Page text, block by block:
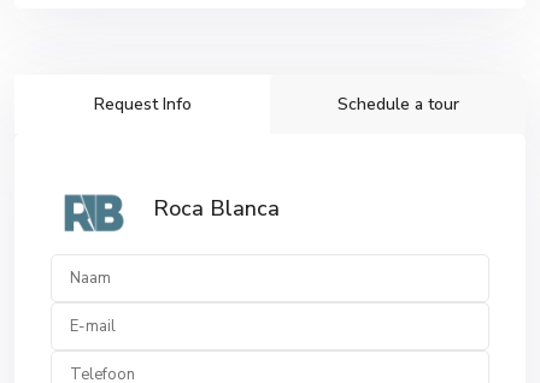
Request Info Schedule a tour
Roca Blanca